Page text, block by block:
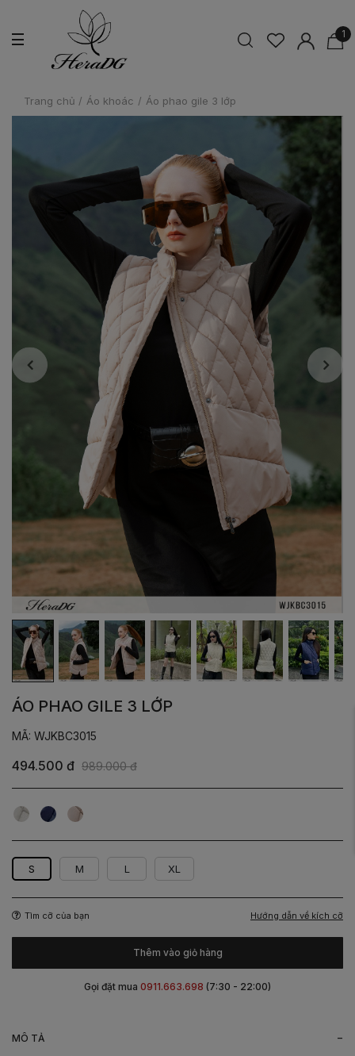
1
Trang chủ / Áo khoác / Áo phao gile 3 lớp
MÔ TẢ -
ÁO PHAO GILE 3 LỚP
MÃ: WJKBC3015
494.500 đ 989.000 đ
TrắngTím
Be
S M L XL
Tìm cỡ của bạn Hướng dẫn về kích cỡ
Thêm vào giỏ hàng
Gọi đặt mua 0911.663.698 (7:30 - 22:00)